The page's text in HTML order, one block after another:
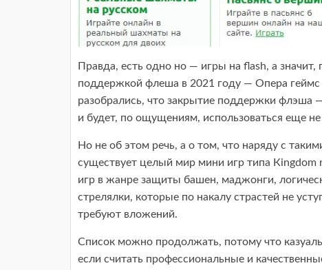
Правда, есть одно но — игры на flash, а
поддержкой флеша в 2021 году — Опера
разобрались, что закрытие поддержки флэша
и будет, по ощущениям, использоваться еще
Но не об этом речь, а о том, что наряду с
существует целый мир мини игр типа
игр в жанре защиты башен, маджонги,
стрелялки, которые по накалу страстей не
требуют вложений.
Список можно продолжать, потому что
если считать профессиональные и